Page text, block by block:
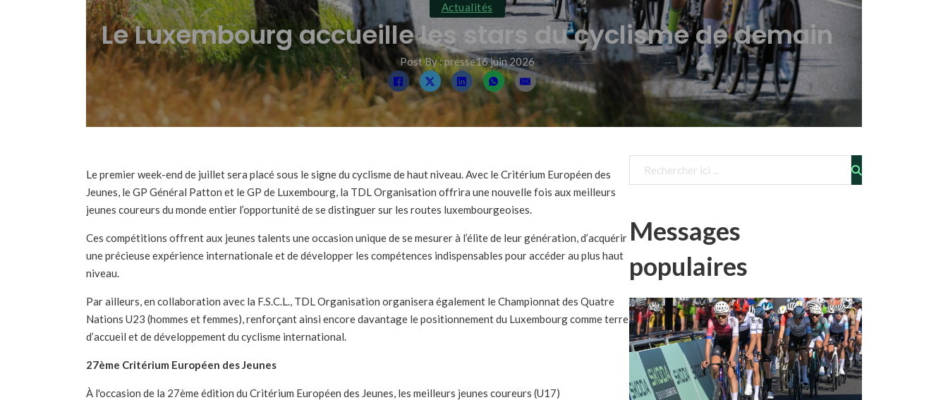
Actualités
Le Luxembourg accueille les stars du cyclisme de demain
Post By : presse16 juin 2026
Le premier week-end de juillet sera placé sous le signe du cyclisme de haut niveau. Avec le Critérium Européen des
Jeunes, le GP Général Patton et le GP de Luxembourg, la TDL Organisation offrira une nouvelle fois aux meilleurs
jeunes coureurs du monde entier l’opportunité de se distinguer sur les routes luxembourgeoises.
Ces compétitions offrent aux jeunes talents une occasion unique de se mesurer à l’élite de leur génération, d’acquérir
une précieuse expérience internationale et de développer les compétences indispensables pour accéder au plus haut
niveau.
Par ailleurs, en collaboration avec la F.S.C.L., TDL Organisation organisera également le Championnat des Quatre
Nations U23 (hommes et femmes), renforçant ainsi encore davantage le positionnement du Luxembourg comme terre
d’accueil et de développement du cyclisme international.
27ème Critérium Européen des Jeunes
À l'occasion de la 27ème édition du Critérium Européen des Jeunes, les meilleurs jeunes coureurs (U17)
Télécharger le fichier
Messages
populaires